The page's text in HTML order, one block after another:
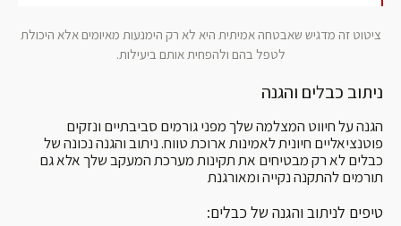
ציטוט זה מדגיש שאבטחה אמיתית היא לא רק הימנעות מאיומים אלא היכולת
לטפל בהם ולהפחית אותם ביעילות.
ניתוב כבלים והגנה
הגנה על חיווט המצלמה שלך מפני גורמים סביבתיים ונזקים
פוטנציאליים חיונית לאמינות ארוכת טווח. ניתוב והגנה נכונה של
כבלים לא רק מבטיחים את תקינות מערכת המעקב שלך אלא גם
תורמים להתקנה נקייה ומאורגנת
טיפים לניתוב והגנה של כבלים: